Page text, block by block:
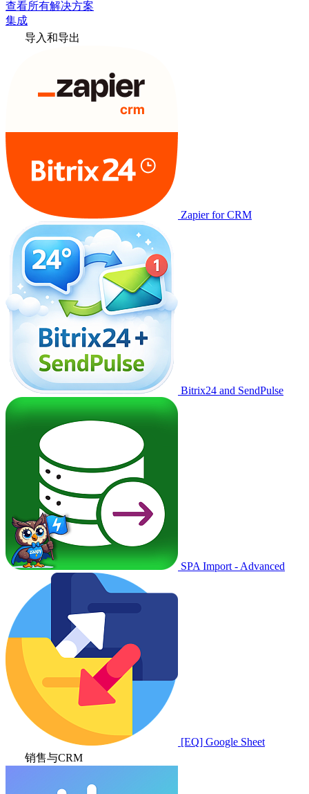
查看所有解决方案
集成
导入和导出
Zapier for CRM
Bitrix24 and SendPulse
SPA Import - Advanced
[EQ] Google Sheet
销售与CRM